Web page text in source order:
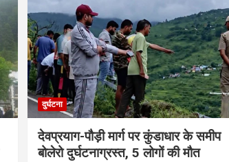
दुर्घटना
देवप्रयाग-पौड़ी मार्ग पर कुंडाधार के समीप
बोलेरो दुर्घटनाग्रस्त, 5 लोगों की मौत